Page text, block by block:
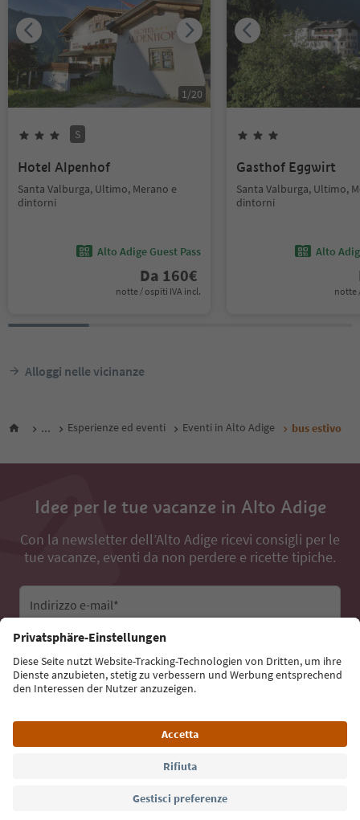
1/20
S
Hotel Alpenhof
Santa Valburga, Ultimo, Merano e
dintorni
Alto Adige Guest Pass
Da 160€
notte / ospiti IVA incl.
Gasthof Eggwirt
Santa Valburga, Ultimo,
dintorni
Alto
notte
Alloggi nelle vicinanze
... Esperienze ed eventi Eventi in Alto Adige bus estivo
Idee per le tue vacanze in Alto Adige
Con la newsletter dell’Alto Adige ricevi consigli per le
tue vacanze, eventi da non perdere e ricette tipiche.
Indirizzo e-mail*
Iscriviti alla newsletter